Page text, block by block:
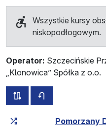
Wszystkie kursy
niskopodłogowym.
Operator: Szczecińskie
„Klonowica” Spółka z o.o.
wszystkie trasy tej linii
Czas przejazduPomorzany